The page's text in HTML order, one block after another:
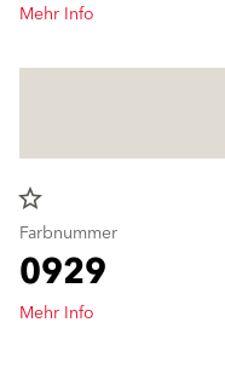
Mehr Info
star_border
Farbnummer
0929
Mehr Info